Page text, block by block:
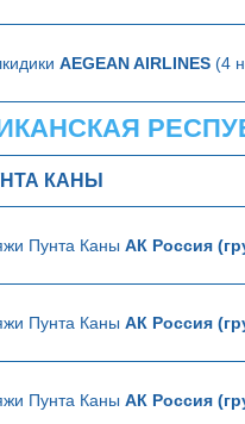
AEGEAN AIRLINES (4
КАНЫ
Пунта Каны АК Россия
Пунта Каны АК Россия
Пунта Каны АК Россия